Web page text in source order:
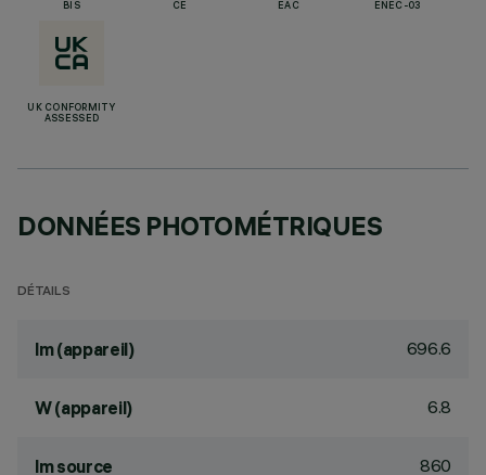
BIS CE EAC ENEC-03
UK CONFORMITY
ASSESSED
DONNÉES PHOTOMÉTRIQUES
DÉTAILS
lm (appareil) 696.6
W (appareil) 6.8
lm source 860